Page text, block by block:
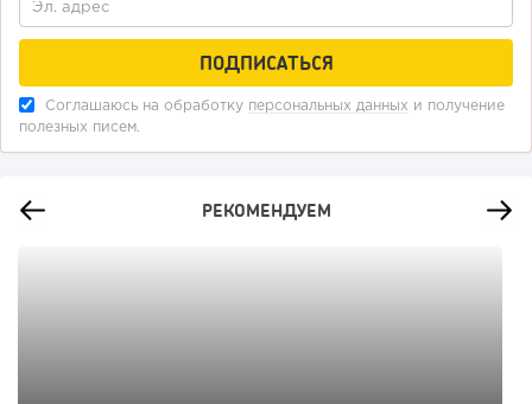
Соглашаюсь на обработку персональных данных и получение
полезных писем.
РЕКОМЕНДУЕМ